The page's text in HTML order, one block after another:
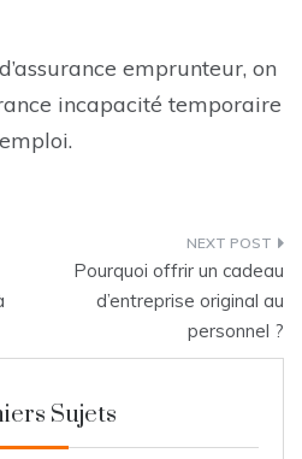
emprunteur, on
incapacité temporaire
Pourquoi offrir un cadeau
d’entreprise original au
personnel ?
Sujets